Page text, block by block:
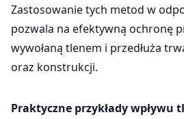
Zastosowanie tych metod w
pozwala na efektywną ochronę
wywołaną tlenem i przedłuża
oraz konstrukcji.
Praktyczne przykłady wpływu